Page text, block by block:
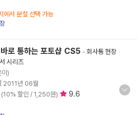
에서 분철 선택 가능
로 통하는 포토샵 CS5 -회사통 현장
시리즈
이)
2011년 06월
(10% 할인 / 1,250원)
9.6